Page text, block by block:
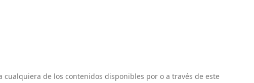
de los contenidos disponibles por o a través de este